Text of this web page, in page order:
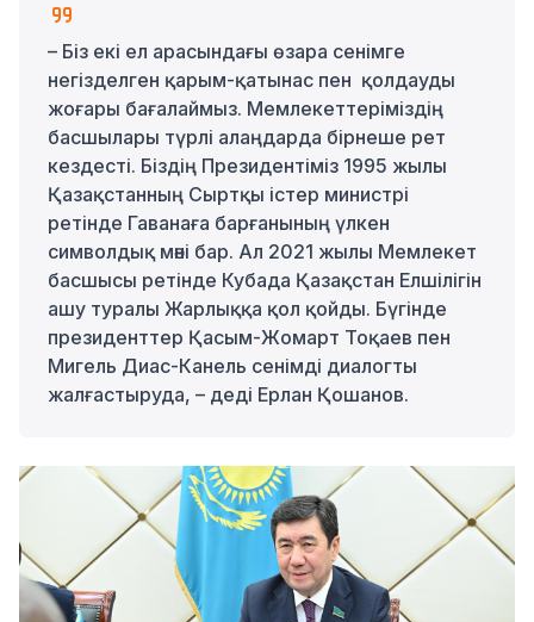
– Біз екі ел арасындағы өзара сенімге
негізделген қарым-қатынас пен қолдауды
жоғары бағалаймыз. Мемлекеттеріміздің
басшылары түрлі алаңдарда бірнеше рет
кездесті. Біздің Президентіміз 1995 жылы
Қазақстанның Сыртқы істер министрі
ретінде Гаванаға барғанының үлкен
символдық мәні бар. Ал 2021 жылы Мемлекет
басшысы ретінде Кубада Қазақстан Елшілігін
ашу туралы Жарлыққа қол қойды. Бүгінде
президенттер Қасым-Жомарт Тоқаев пен
Мигель Диас-Канель сенімді диалогты
жалғастыруда, – деді Ерлан Қошанов.